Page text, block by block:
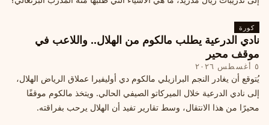
كورة
نادي الدرعية يطلب مالكوم من الهلال.. واللاعب في
موقف محير
٥ أغسطس ٢٠٢٦
يُتوقع أن يغادر النجم البرازيلي مالكوم دي أوليفيرا عملاق الرياض الهلال،
إلى نادي الدرعية خلال الميركاتو الصيفي الحالي. ويتخذ مالكوم موقفًا
محيرًا من هذا الانتقال، وسط تقارير تفيد أن الهلال يرحب بفراقته.